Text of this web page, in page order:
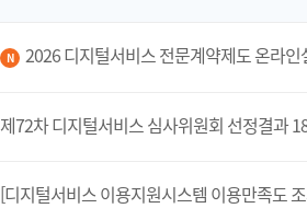
N 2026 디지털서비스 전문계약제도 온라인
제72차 디지털서비스 심사위원회 선정결과
[디지털서비스 이용지원시스템 이용만족도